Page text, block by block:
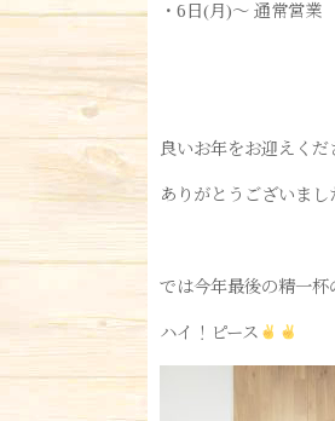
・6日(月)〜 通常営業
良いお年をお迎えくだ
ありがとうございまし
では今年最後の精一杯
ハイ！ピース